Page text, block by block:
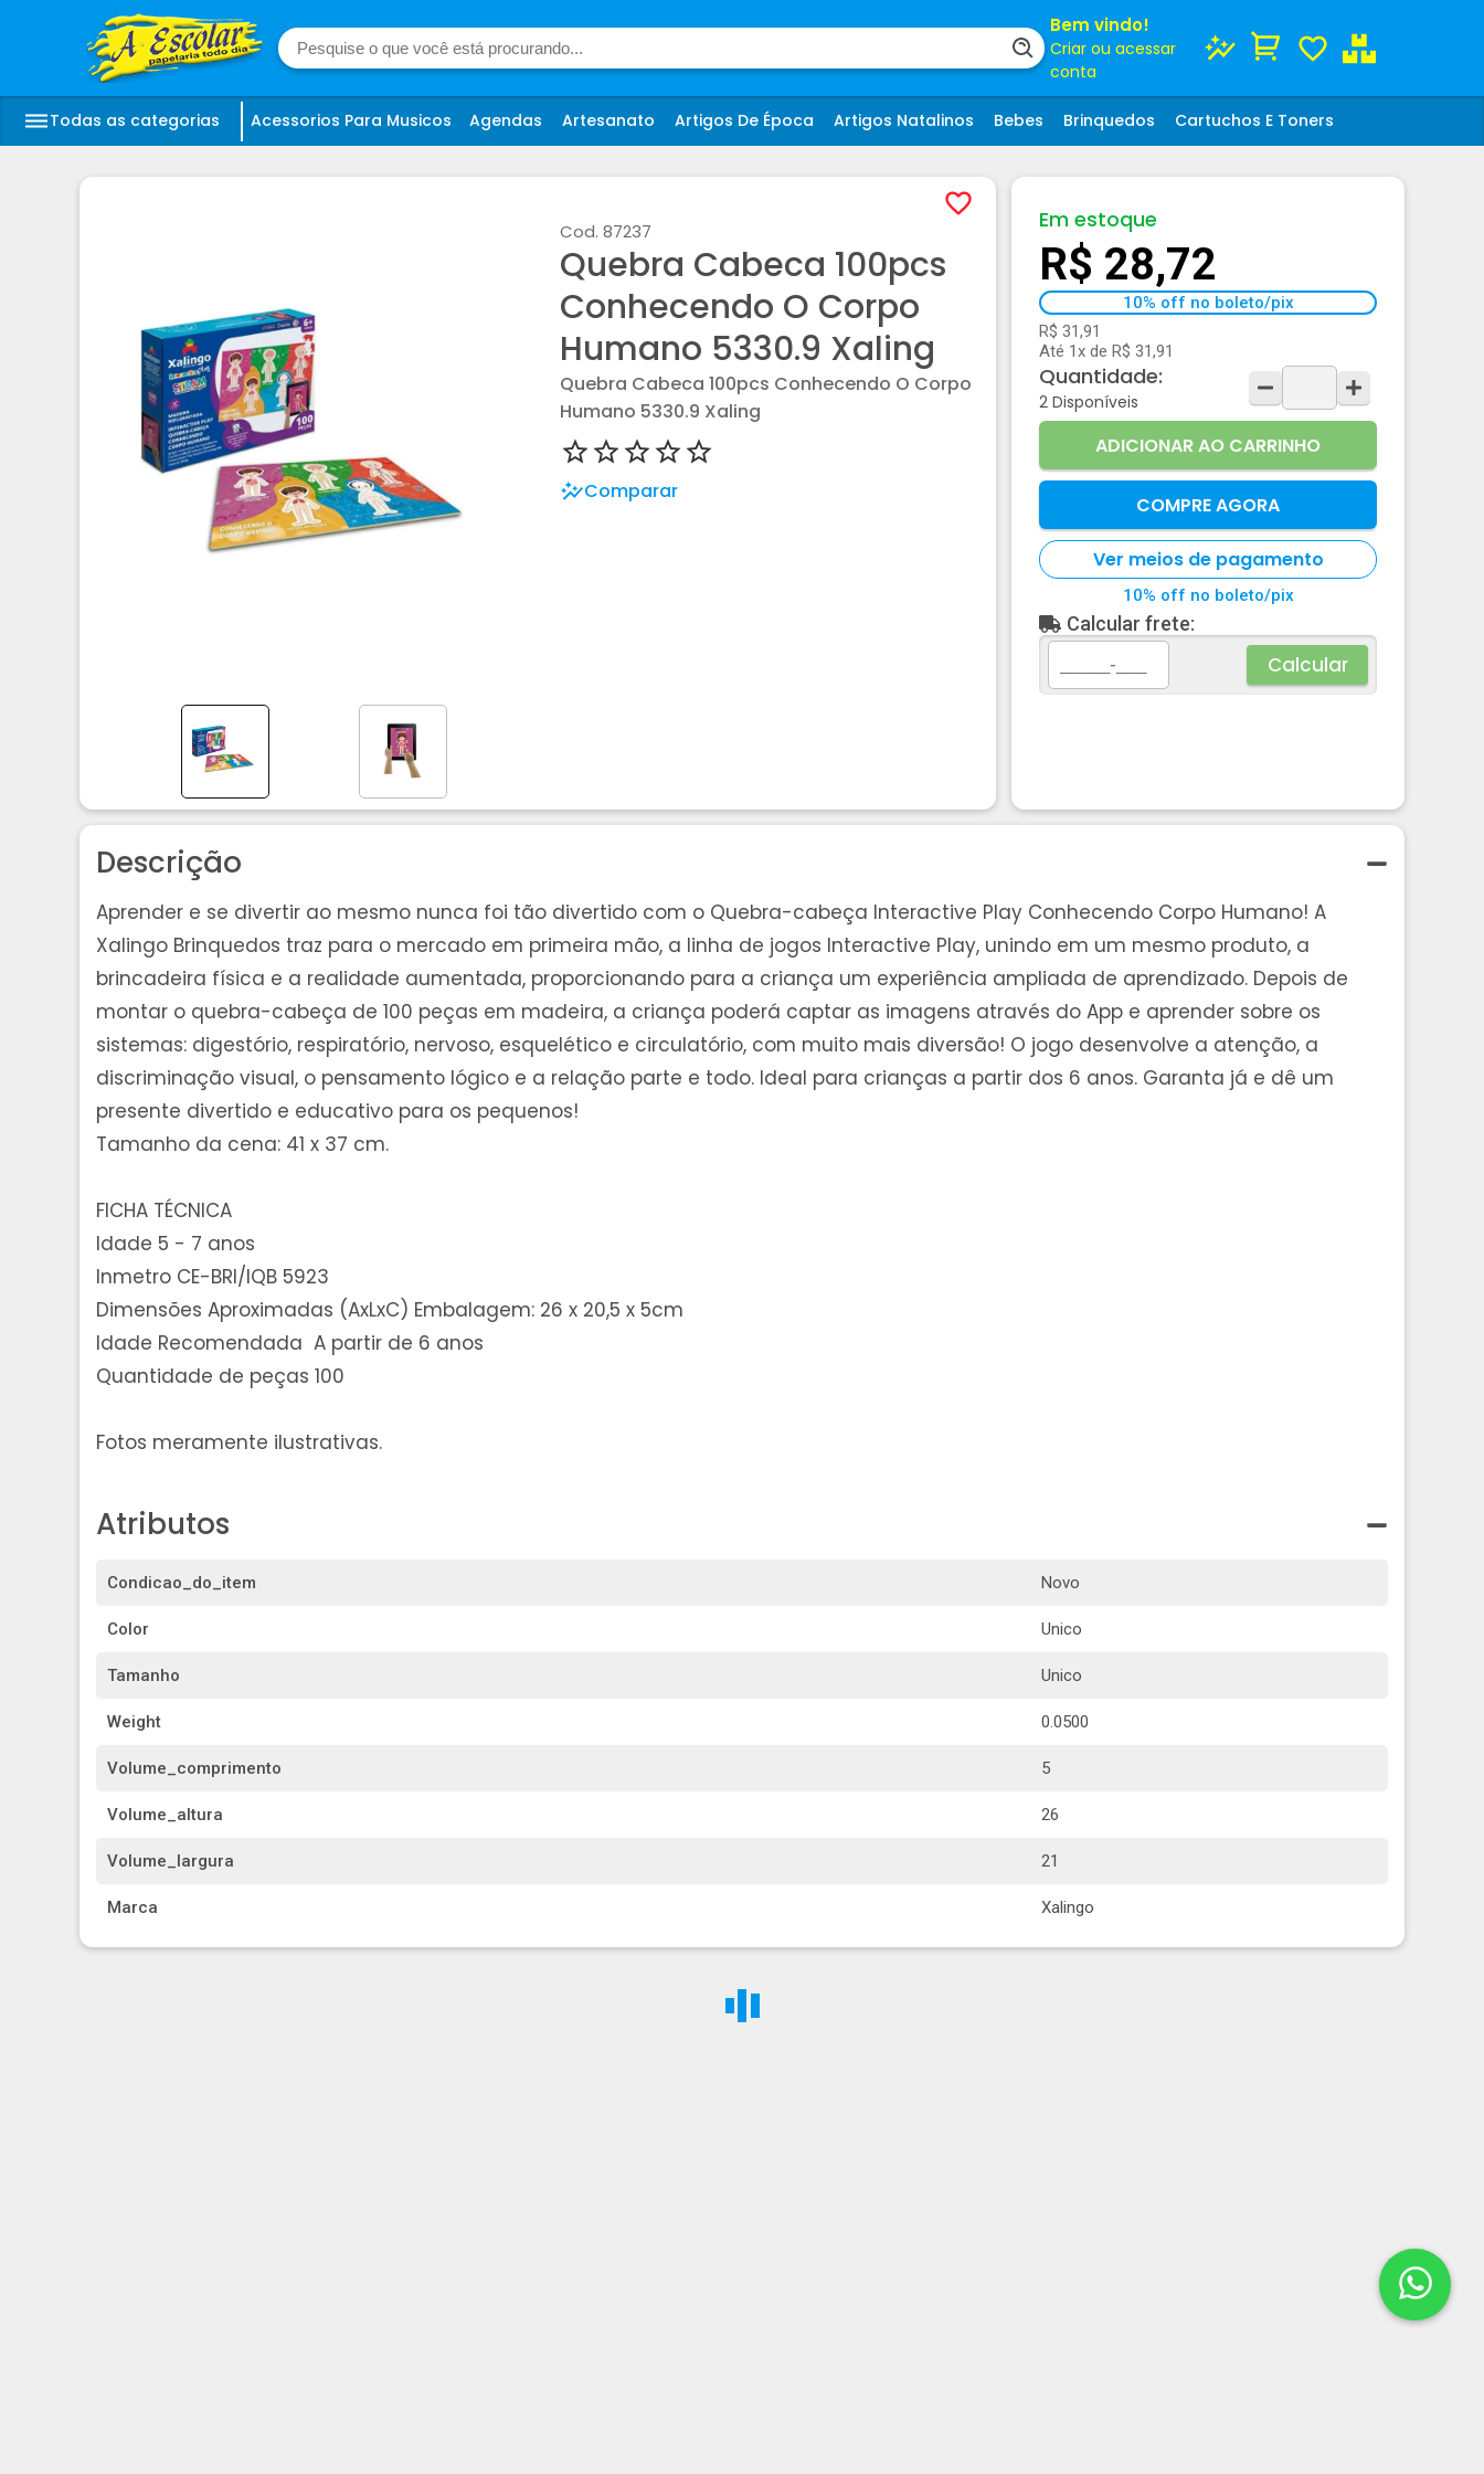
Bem vindo!
Criar ou acessar
conta
Todas as categorias Acessorios Para Musicos Agendas Artesanato Artigos De Época Artigos Natalinos Bebes Brinquedos Cartuchos E Toners
Cod.87237
Quebra Cabeca 100pcs
Conhecendo O Corpo
Humano 5330.9 Xaling
Quebra Cabeca 100pcs Conhecendo O Corpo
Humano 5330.9 Xaling
Comparar
Em estoque
R$ 28,72
10% off no boleto/pix
R$ 31,91
Até 1x de R$ 31,91
Quantidade:
2 Disponíveis
ADICIONAR AO CARRINHO
COMPRE AGORA
Ver meios de pagamento
10% off no boleto/pix
Calcular frete:
Calcular
Descrição
Aprender e se divertir ao mesmo nunca foi tão divertido com o Quebra-cabeça Interactive Play Conhecendo Corpo Humano! A
Xalingo Brinquedos traz para o mercado em primeira mão, a linha de jogos Interactive Play, unindo em um mesmo produto, a
brincadeira física e a realidade aumentada, proporcionando para a criança um experiência ampliada de aprendizado. Depois de
montar o quebra-cabeça de 100 peças em madeira, a criança poderá captar as imagens através do App e aprender sobre os
sistemas: digestório, respiratório, nervoso, esquelético e circulatório, com muito mais diversão! O jogo desenvolve a atenção, a
discriminação visual, o pensamento lógico e a relação parte e todo. Ideal para crianças a partir dos 6 anos. Garanta já e dê um
presente divertido e educativo para os pequenos!
Tamanho da cena: 41 x 37 cm.
FICHA TÉCNICA
Idade 5 - 7 anos
Inmetro CE-BRI/IQB 5923
Dimensões Aproximadas (AxLxC) Embalagem: 26 x 20,5 x 5cm
Idade Recomendada A partir de 6 anos
Quantidade de peças 100
Fotos meramente ilustrativas.
Atributos
Condicao_do_item Novo
Color Unico
Tamanho Unico
Weight 0.0500
Volume_comprimento 5
Volume_altura 26
Volume_largura 21
Marca Xalingo